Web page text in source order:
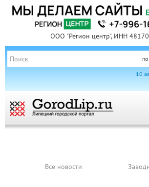
ООО "Регион центр", ИНН
10
Все новости